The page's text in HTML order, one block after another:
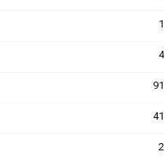
1
4
91
41
2